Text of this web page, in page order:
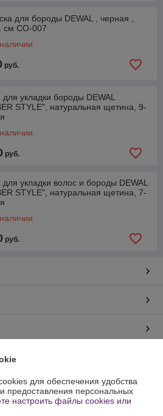
для бороды DEWAL , черная ,
см CO-007
руб.
укладки бороды DEWAL
STYLE", натуральная щетина, 9-
руб.
укладки волос и бороды DEWAL
STYLE", натуральная щетина, 7-
руб.
для обеспечения удобства
предоставления персональных
настроить файлы cookies или